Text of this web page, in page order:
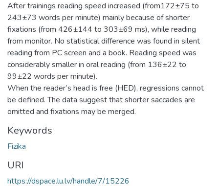
After trainings reading speed increased (from172±75 to
243±73 words per minute) mainly because of shorter
fixations (from 426±144 to 303±69 ms), while reading
from monitor. No statistical difference was found in silent
reading from PC screen and a book. Reading speed was
considerably smaller in oral reading (from 136±22 to
99±22 words per minute).
When the reader’s head is free (HED), regressions cannot
be defined. The data suggest that shorter saccades are
omitted and fixations may be merged.
Keywords
Fizika
URI
https://dspace.lu.lv/handle/7/15226